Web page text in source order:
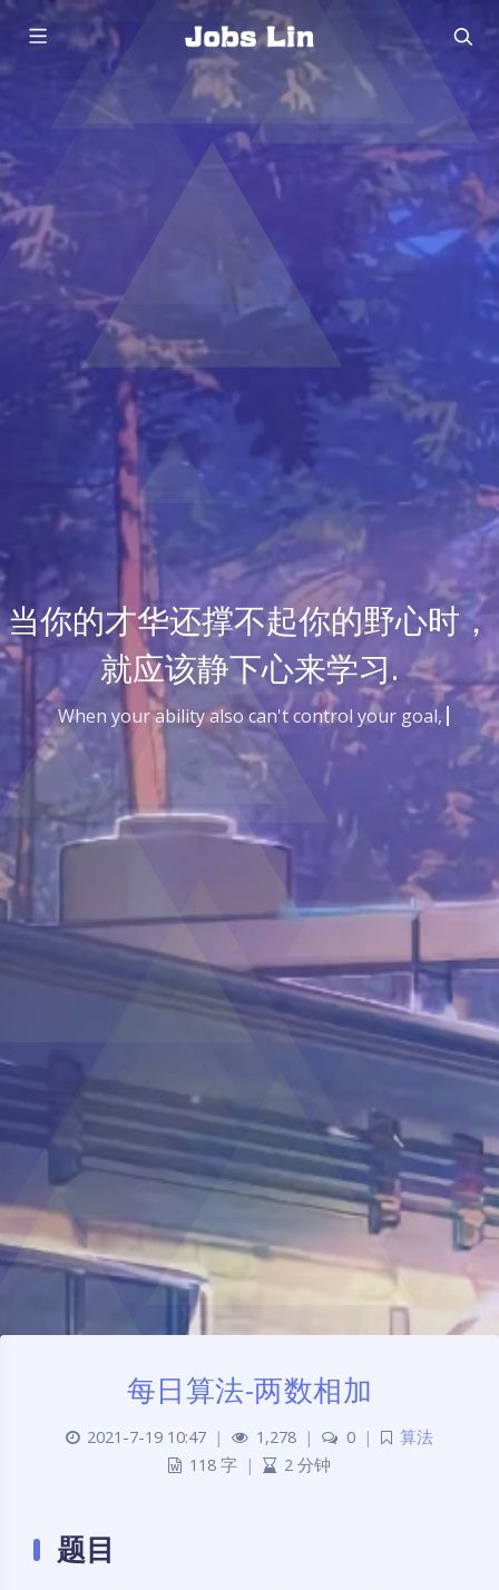
当你的才华还撑不起你的野心时，
就应该静下心来学习.
When your ability also can't control your goal, you sh
每日算法-两数相加
2021-7-19 10:47 | 1,278 | 0 |
算法
118 字 | 2 分钟
题目